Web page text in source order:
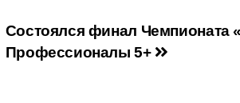
Состоялся финал Чемпионата
Профессионалы 5+